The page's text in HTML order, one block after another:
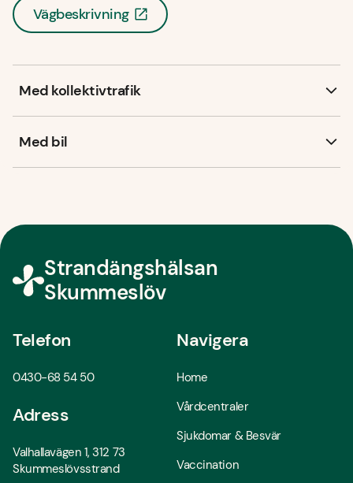
Vägbeskrivning
Med kollektivtrafik
Med bil
Strandängshälsan
Skummeslöv
Telefon
0430-68 54 50
Adress
Valhallavägen 1, 312 73
Skummeslövsstrand
Navigera
Home
Vårdcentraler
Sjukdomar & Besvär
Vaccination